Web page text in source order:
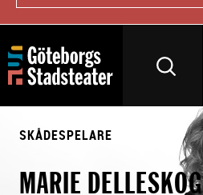
SKÅDESPELARE
MARIE DELLESKOG